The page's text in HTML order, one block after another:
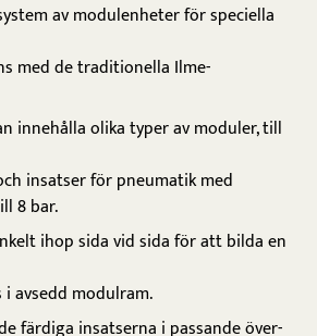
av modulenheter för speciella
med de traditionella Ilme-
innehålla olika typer av moduler, till
insatser för pneumatik med
8 bar.
ihop sida vid sida för att bilda en
avsedd modulram.
färdiga insatserna i passande över-